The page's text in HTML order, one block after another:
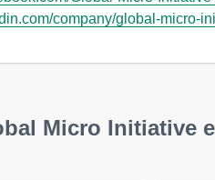
company/global-micro-
Micro Initiative